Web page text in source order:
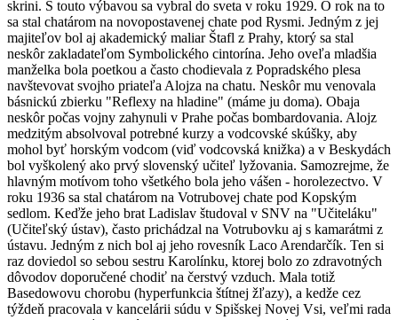
skrini. S touto výbavou sa vybral do sveta v roku 1929. O rok na to
sa stal chatárom na novopostavenej chate pod Rysmi. Jedným z jej
majiteľov bol aj akademický maliar Štafl z Prahy, ktorý sa stal
neskôr zakladateľom Symbolického cintorína. Jeho oveľa mladšia
manželka bola poetkou a často chodievala z Popradského plesa
navštevovat svojho priateľa Alojza na chatu. Neskôr mu venovala
básnickú zbierku "Reflexy na hladine" (máme ju doma). Obaja
neskôr počas vojny zahynuli v Prahe počas bombardovania. Alojz
medzitým absolvoval potrebné kurzy a vodcovské skúšky, aby
mohol byť horským vodcom (viď vodcovská knižka) a v Beskydách
bol vyškolený ako prvý slovenský učiteľ lyžovania. Samozrejme, že
hlavným motívom toho všetkého bola jeho vášen - horolezectvo. V
roku 1936 sa stal chatárom na Votrubovej chate pod Kopským
sedlom. Keďže jeho brat Ladislav študoval v SNV na "Učiteláku"
(Učiteľský ústav), často prichádzal na Votrubovku aj s kamarátmi z
ústavu. Jedným z nich bol aj jeho rovesník Laco Arendarčík. Ten si
raz doviedol so sebou sestru Karolínku, ktorej bolo zo zdravotných
dôvodov doporučené chodiť na čerstvý vzduch. Mala totiž
Basedowovu chorobu (hyperfunkcia štítnej žľazy), a kedže cez
týždeň pracovala v kancelárii súdu v Spišskej Novej Vsi, veľmi rada